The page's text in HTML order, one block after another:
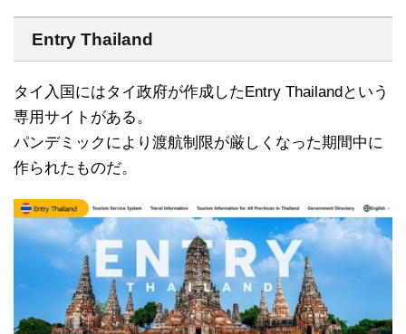
Entry Thailand
タイ入国にはタイ政府が作成したEntry Thailandという
専用サイトがある。
パンデミックにより渡航制限が厳しくなった期間中に
作られたものだ。